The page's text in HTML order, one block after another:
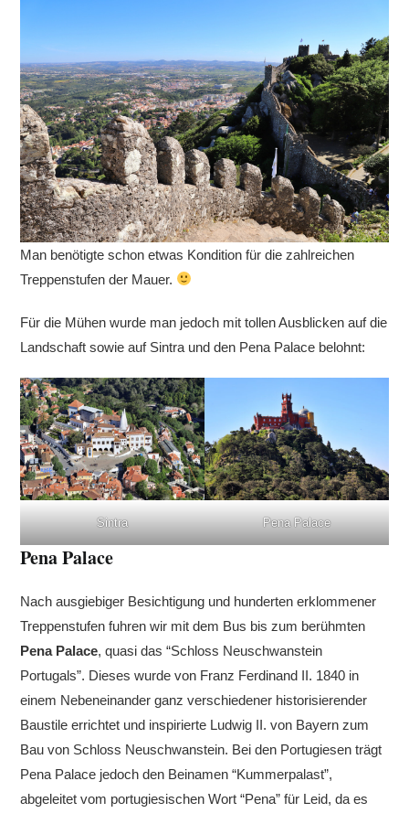
Man benötigte schon etwas Kondition für die zahlreichen
Treppenstufen der Mauer.
Für die Mühen wurde man jedoch mit tollen Ausblicken auf die
Landschaft sowie auf Sintra und den Pena Palace belohnt:
Sintra Pena Palace
Pena Palace
Nach ausgiebiger Besichtigung und hunderten erklommener
Treppenstufen fuhren wir mit dem Bus bis zum berühmten
Pena Palace, quasi das “Schloss Neuschwanstein
Portugals”. Dieses wurde von Franz Ferdinand II. 1840 in
einem Nebeneinander ganz verschiedener historisierender
Baustile errichtet und inspirierte Ludwig II. von Bayern zum
Bau von Schloss Neuschwanstein. Bei den Portugiesen trägt
Pena Palace jedoch den Beinamen “Kummerpalast”,
abgeleitet vom portugiesischen Wort “Pena” für Leid, da es